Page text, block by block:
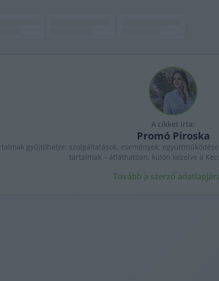
A cikket írta:
Promó Piroska
gyűjtőhelye: szolgáltatások, események,
tartalmak – átláthatóan, külön kezelve a
Tovább a szerző